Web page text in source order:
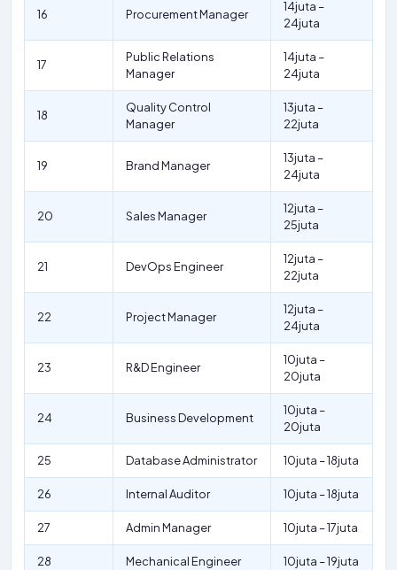
16 Procurement Manager
14juta –
24juta
17
Public Relations
Manager
14juta –
24juta
18
Quality Control
Manager
13juta –
22juta
19 Brand Manager
13juta –
24juta
20 Sales Manager
12juta –
25juta
21 DevOps Engineer
12juta –
22juta
22 Project Manager
12juta –
24juta
23 R&D Engineer
10juta –
20juta
24 Business Development
10juta –
20juta
25 Database Administrator 10juta – 18juta
26 Internal Auditor 10juta – 18juta
27 Admin Manager 10juta – 17juta
28 Mechanical Engineer 10juta – 19juta